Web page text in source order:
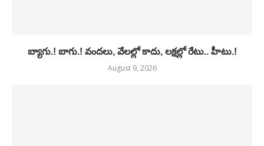
బ్యాగు.! బాగు.! వందలు, వేలల్లో కాదు, లక్షల్లో రేటు.. హీటు.!
August 9, 2026